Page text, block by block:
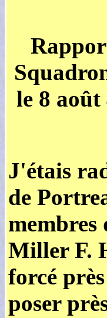
le 8
J'étais
de
membres
Miller F.
forcé
poser